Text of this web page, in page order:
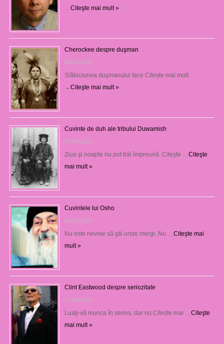
Citeşte mai mult »
Cherockee despre duşman
08/09/2023
Slăbiciunea duşmanului face Citește mai mult
→Citeşte mai mult »
Cuvinte de duh ale tribului Duwamish
07/09/2023
Ziua şi noapte nu pot trăi împreună. Citește … Citeşte
mai mult »
Cuvintele lui Osho
06/09/2023
Nu este nevoie să ştii unde mergi. Nu … Citeşte mai
mult »
Clint Eastwood despre seriozitate
23/08/2023
Luaţi-vă munca în serios, dar nu Citește mai … Citeşte
mai mult »